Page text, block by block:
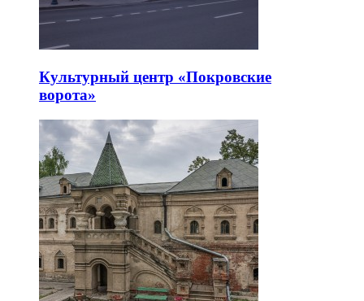
Культурный центр «Покровские
ворота»